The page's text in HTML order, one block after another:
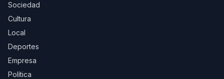
Sociedad
Cultura
Local
Deportes
Empresa
Política